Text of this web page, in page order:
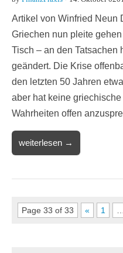
Artikel von Winfried Neun
Griechen nun pleite
Tisch – an den Tatsachen
geändert. Die Krise
den letzten 50 Jahren
aber hat keine
Wahrheiten offen
weiterlesen →
Page 33 of 33 « 1